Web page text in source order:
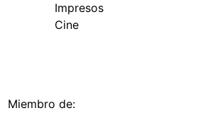
Impresos
Cine
Miembro de: